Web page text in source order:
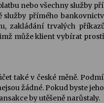
nebo všechny služby
služby přímého
zakládání trvalých
může klient vybírat
také v české měně.
žádné. Pokud byste
by utěšeně narůstaly.